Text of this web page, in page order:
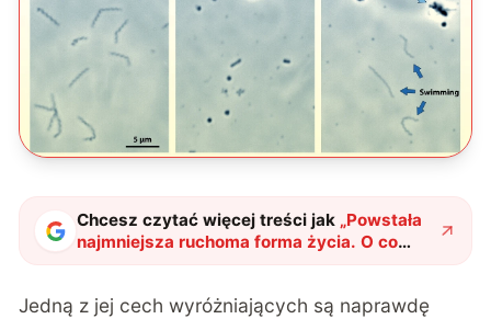
Chcesz czytać więcej treści jak „Powstała
najmniejsza ruchoma forma życia. O co
dokładnie chodzi?"?
Jedną z jej cech wyróżniających są naprawdę